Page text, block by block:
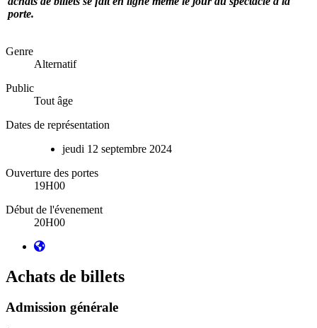
porte.
Genre
Alternatif
Public
Tout âge
Dates de représentation
jeudi 12 septembre 2024
Ouverture des portes
19H00
Début de l'évenement
20H00
Achats de billets
Admission générale